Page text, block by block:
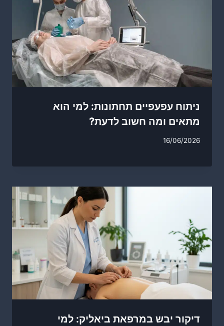
ניתוח עפעפיים תחתונות: למי הוא
מתאים ומה חשוב לדעת?
16/06/2026
דיקור יבש במרפאת ביאליק: למי